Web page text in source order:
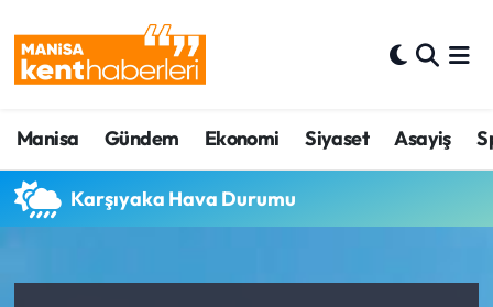
Manisa Gündem Ekonomi Siyaset Asayiş
Karşıyaka Hava Durumu
Ahmetli Hava Durumu
Ahmetli Trafik Yoğunluk Haritası
Süper Lig Puan Durumu ve Fikstür